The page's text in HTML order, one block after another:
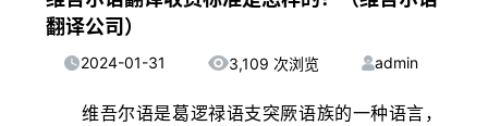
翻译公司）
2024-01-31 3,109 次浏览 admin
维吾尔语是葛逻禄语支突厥语族的一种语言，